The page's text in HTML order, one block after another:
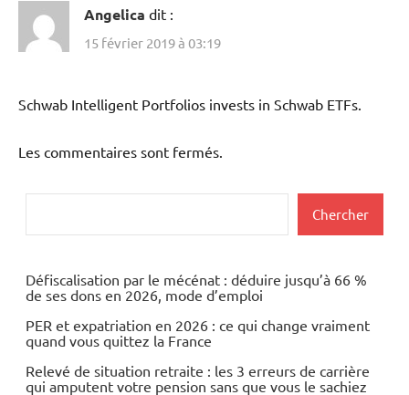
Angelica dit :
15 février 2019 à 03:19
Schwab Intelligent Portfolios invests in Schwab ETFs.
Les commentaires sont fermés.
Chercher
Défiscalisation par le mécénat : déduire jusqu’à 66 %
de ses dons en 2026, mode d’emploi
PER et expatriation en 2026 : ce qui change vraiment
quand vous quittez la France
Relevé de situation retraite : les 3 erreurs de carrière
qui amputent votre pension sans que vous le sachiez